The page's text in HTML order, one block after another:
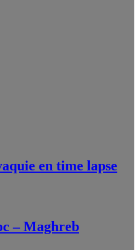
en time lapse
– Maghreb